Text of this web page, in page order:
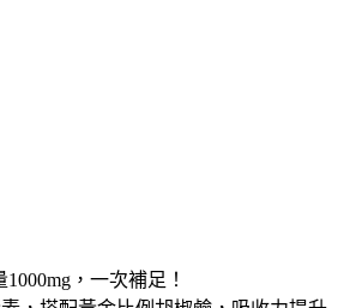
，一次補足！